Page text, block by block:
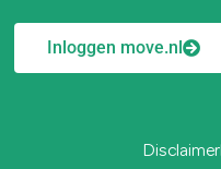
Inloggen move.nl
Disclaimer